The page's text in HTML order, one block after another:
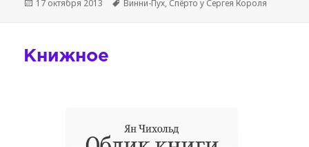
Опубликовано
17 октября 2013 Метки
Винни-Пух, Спёрто у Сергея Короля
Книжное